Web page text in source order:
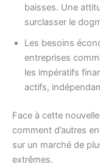
baisses. Une
surclasser le
Les besoins
entreprises
les impératifs
actifs,
Face à cette
comment d’autres
sur un marché de
extrêmes.